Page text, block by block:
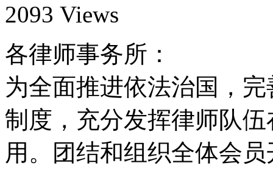
2093 Views
各律师事务所：
为全面推进依法治国，
制度，充分发挥律师队
用。团结和组织全体会